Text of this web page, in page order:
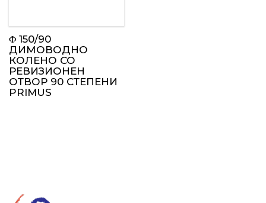
Φ 150/90
ДИМОВОДНО
КОЛЕНО СО
РЕВИЗИОНЕН
ОТВОР 90 СТЕПЕНИ
PRIMUS